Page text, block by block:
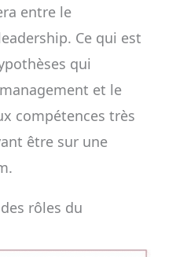
entre le
Ce qui est
qui
et le
compétences très
être sur une
rôles du